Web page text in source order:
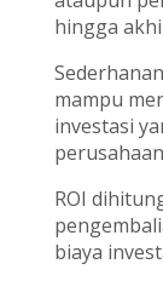
hingga
mampu
investasi
ROI
biaya